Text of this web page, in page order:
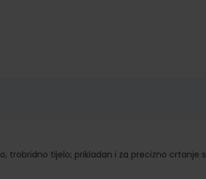
trobridno tijelo; prikladan i za precizno crtanje s